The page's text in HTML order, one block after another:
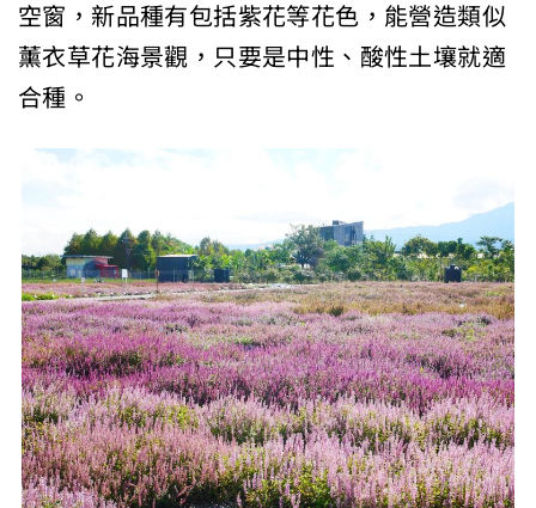
空窗，新品種有包括紫花等花色，能營造類似
薰衣草花海景觀，只要是中性、酸性土壤就適
合種。